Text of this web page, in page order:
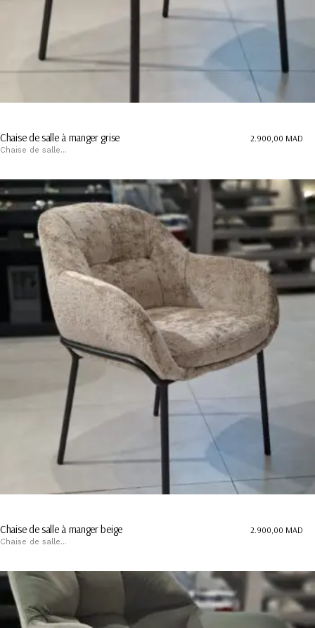
Chaise de salle à manger grise
Chaise de salle...
2.900,00 MAD
Chaise de salle à manger beige
Chaise de salle...
2.900,00 MAD